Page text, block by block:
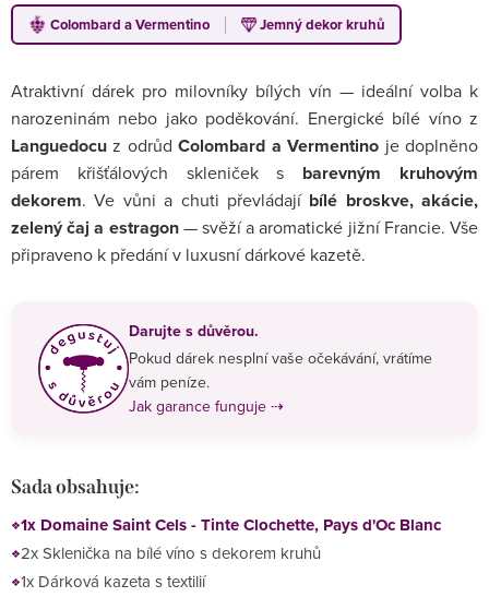
Colombard a Vermentino Jemný dekor kruhů
Atraktivní dárek pro milovníky bílých vín — ideální volba k
narozeninám nebo jako poděkování. Energické bílé víno z
Languedocu z odrůdColombard a Vermentino je doplněno
párem křišťálových skleniček s barevným kruhovým
dekorem. Ve vůni a chuti převládají bílé broskve, akácie,
zelený čaj a estragon— svěží a aromatické jižní Francie. Vše
připraveno k předání v luxusní dárkové kazetě.
Darujte s důvěrou.
Pokud dárek nesplní vaše očekávání, vrátíme
vám peníze.
Jak garance funguje ⇢
Sada obsahuje:
1x Domaine Saint Cels - Tinte Clochette, Pays d'Oc Blanc
2x Sklenička na bílé víno s dekorem kruhů
1x Dárková kazeta s textilií